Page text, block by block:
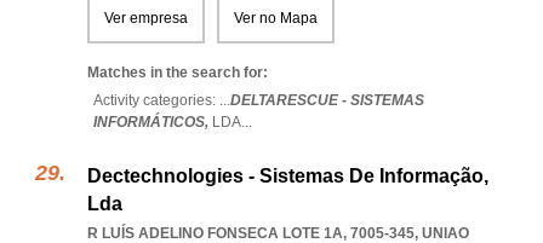
Ver empresa Ver no Mapa
Matches in the search for:
Activity categories: ...DELTARESCUE - SISTEMAS
INFORMÁTICOS, LDA...
Dectechnologies - Sistemas De Informação,
Lda
R LUÍS ADELINO FONSECA LOTE 1A, 7005-345, UNIAO